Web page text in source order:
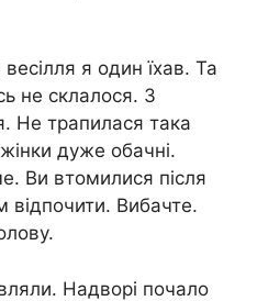
я один їхав. Та
не склалося. З
Не трапилася така
дуже обачні.
Ви втомилися після
відпочити. Вибачте.
Надворі почало